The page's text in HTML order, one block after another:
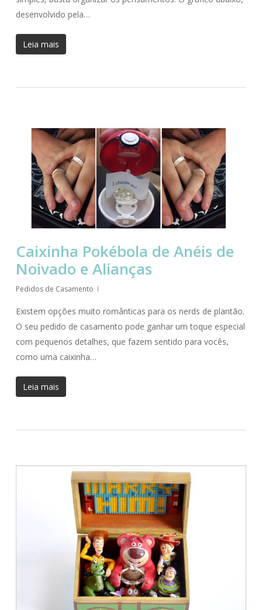
desenvolvido pela…
Leia mais
Caixinha Pokébola de Anéis de
Noivado e Alianças
Pedidos de Casamento
Existem opções muito românticas para os nerds de plantão.
O seu pedido de casamento pode ganhar um toque especial
com pequenos detalhes, que fazem sentido para vocês,
como uma caixinha…
Leia mais